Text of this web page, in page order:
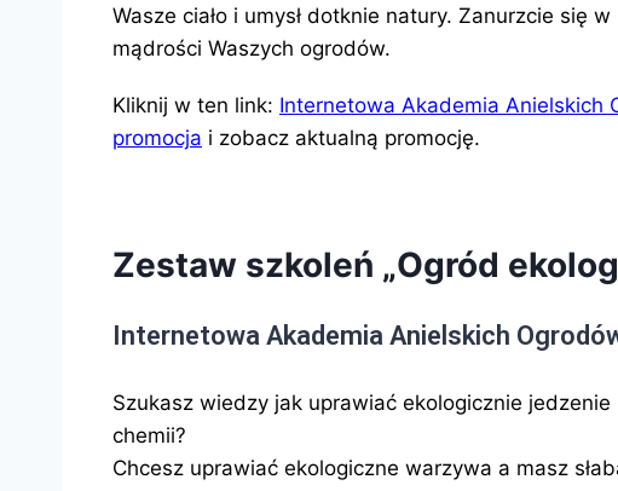
Wasze ciało i umysł dotknie natury. Zanurzcie się w
mądrości Waszych ogrodów.
Kliknij w ten link: Internetowa Akademia Anielskich
promocja i zobacz aktualną promocję.
Zestaw szkoleń „Ogród
Internetowa Akademia Anielskich
Szukasz wiedzy jak uprawiać ekologicznie jedzenie
chemii?
Chcesz uprawiać ekologiczne warzywa a masz